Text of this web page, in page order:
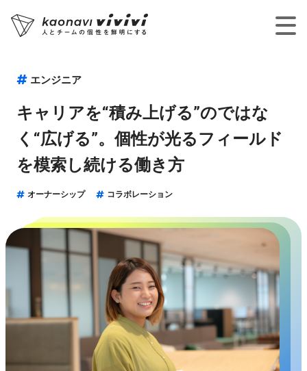
エンジニア
キャリアを“積み上げる”のではな
く“広げる”。個性が光るフィールド
を模索し続ける働き方
オーナーシップ コラボレーション